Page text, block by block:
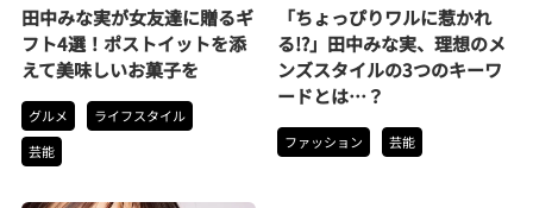
田中みな実が女友達に贈るギ
フト4選！ポストイットを添
えて美味しいお菓子を
グルメ
ライフスタイル
芸能
「ちょっぴりワルに惹かれ
る!?」田中みな実、理想のメ
ンズスタイルの3つのキーワ
ードとは…？
ファッション 芸能